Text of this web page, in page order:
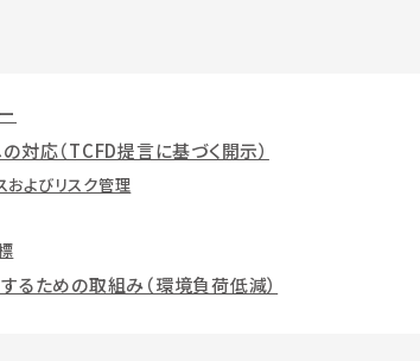
対応（TCFD提言に基づく開示）
およびリスク管理
るための取組み（環境負荷低減）